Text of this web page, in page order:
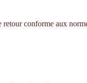
conforme aux